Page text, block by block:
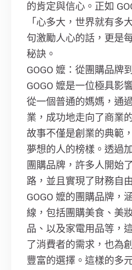
的肯定與信心。正如
「心多大，世界就有多
句激勵人心的話，更是
秘訣。
GOGO 嬤：從團購品牌
GOGO 嬤是一位極具影
從一個普通的媽媽，通
業，成功地走向了商業
故事不僅是創業的典範
夢想的人的榜樣。透過
團購品牌，許多人開始
路，並且實現了財務自
GOGO 嬤的團購品牌，
線，包括團購美食、美
品、以及家電用品等，
了消費者的需求，也為
豐富的選擇。這樣的多